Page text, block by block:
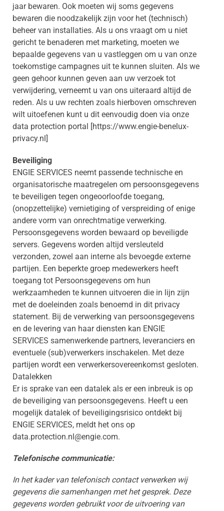
jaar bewaren. Ook moeten wij soms gegevens
bewaren die noodzakelijk zijn voor het (technisch)
beheer van installaties. Als u ons vraagt om u niet
gericht te benaderen met marketing, moeten we
bepaalde gegevens van u vastleggen om u van onze
toekomstige campagnes uit te kunnen sluiten. Als we
geen gehoor kunnen geven aan uw verzoek tot
verwijdering, verneemt u van ons uiteraard altijd de
reden. Als u uw rechten zoals hierboven omschreven
wilt uitoefenen kunt u dit eenvoudig doen via onze
data protection portal [https://www.engie-benelux-
privacy.nl]
Beveiliging
ENGIE SERVICES neemt passende technische en
organisatorische maatregelen om persoonsgegevens
te beveiligen tegen ongeoorloofde toegang,
(onopzettelijke) vernietiging of verspreiding of enige
andere vorm van onrechtmatige verwerking.
Persoonsgegevens worden bewaard op beveiligde
servers. Gegevens worden altijd versleuteld
verzonden, zowel aan interne als bevoegde externe
partijen. Een beperkte groep medewerkers heeft
toegang tot Persoonsgegevens om hun
werkzaamheden te kunnen uitvoeren die in lijn zijn
met de doeleinden zoals benoemd in dit privacy
statement. Bij de verwerking van persoonsgegevens
en de levering van haar diensten kan ENGIE
SERVICES samenwerkende partners, leveranciers en
eventuele (sub)verwerkers inschakelen. Met deze
partijen wordt een verwerkersovereenkomst gesloten.
Datalekken
Er is sprake van een datalek als er een inbreuk is op
de beveiliging van persoonsgegevens. Heeft u een
mogelijk datalek of beveiligingsrisico ontdekt bij
ENGIE SERVICES, meldt het ons op
data.protection.nl@engie.com.
Telefonische communicatie:
In het kader van telefonisch contact verwerken wij
gegevens die samenhangen met het gesprek. Deze
gegevens worden gebruikt voor de uitvoering van